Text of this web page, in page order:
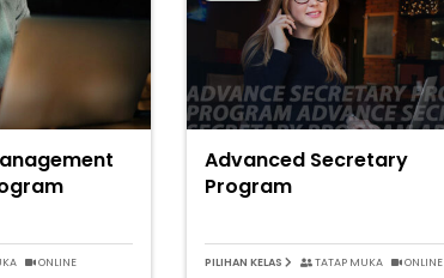
ONLINE
Advanced Secretary
Program
PILIHAN KELAS TATAP MUKA ONLINE